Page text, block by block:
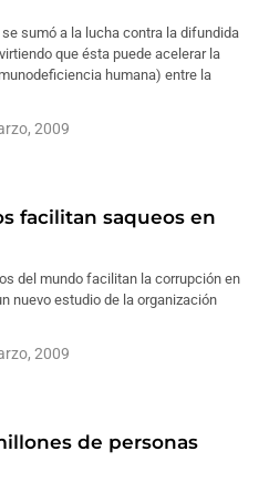
sumó a la lucha contra la difundida
que ésta puede acelerar la
humana) entre la
2009
facilitan saqueos en
del mundo facilitan la corrupción en
nuevo estudio de la organización
2009
de personas